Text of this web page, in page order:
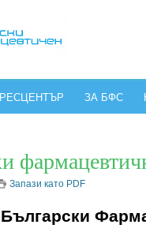
ЗА БФС
Запази като PDF
Български